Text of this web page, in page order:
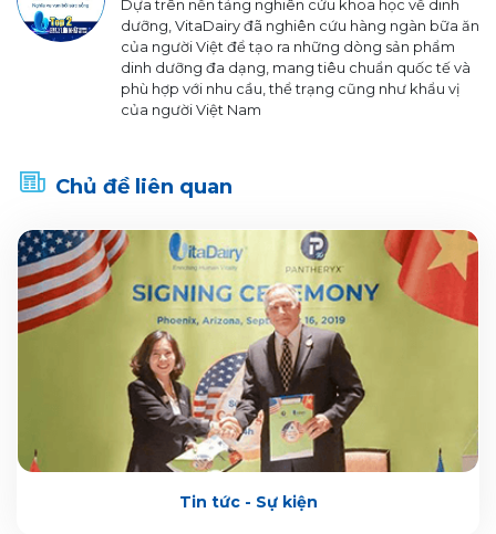
Dựa trên nền tảng nghiên cứu khoa học về dinh
dưỡng, VitaDairy đã nghiên cứu hàng ngàn bữa ăn
của người Việt để tạo ra những dòng sản phẩm
dinh dưỡng đa dạng, mang tiêu chuẩn quốc tế và
phù hợp với nhu cầu, thể trạng cũng như khẩu vị
của người Việt Nam
Chủ đề liên quan
Tin tức - Sự kiện